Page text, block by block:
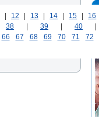
12 13 14 15 16
38 39 40
66 67 68 69 70 71 72